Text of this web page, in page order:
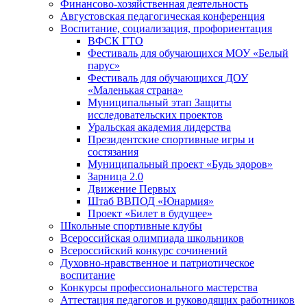
Финансово-хозяйственная деятельность
Августовская педагогическая конференция
Воспитание, социализация, профориентация
ВФСК ГТО
Фестиваль для обучающихся МОУ «Белый
парус»
Фестиваль для обучающихся ДОУ
«Маленькая страна»
Муниципальный этап Защиты
исследовательских проектов
Уральская академия лидерства
Президентские спортивные игры и
состязания
Муниципальный проект «Будь здоров»
Зарница 2.0
Движение Первых
Штаб ВВПОД «Юнармия»
Проект «Билет в будущее»
Школьные спортивные клубы
Всероссийская олимпиада школьников
Всероссийский конкурс сочинений
Духовно-нравственное и патриотическое
воспитание
Конкурсы профессионального мастерства
Аттестация педагогов и руководящих работников